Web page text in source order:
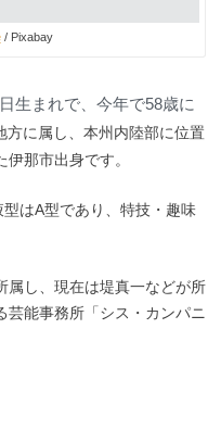
/ Pixabay
生まれで、今年で58歳に
方に属し、本州内陸部に位置
那市出身です。
はA型であり、特技・趣味
属し、現在は堤真一などが所
芸能事務所「シス・カンパニ